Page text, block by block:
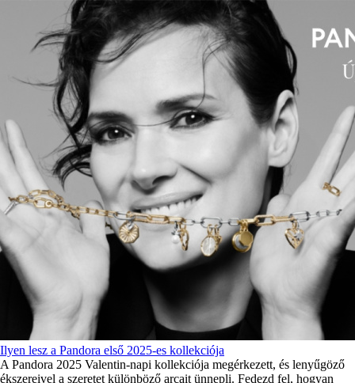
Ilyen lesz a Pandora első 2025-es kollekciója
A Pandora 2025 Valentin-napi kollekciója megérkezett, és lenyűgöző
ékszereivel a szeretet különböző arcait ünnepli. Fedezd fel, hogyan